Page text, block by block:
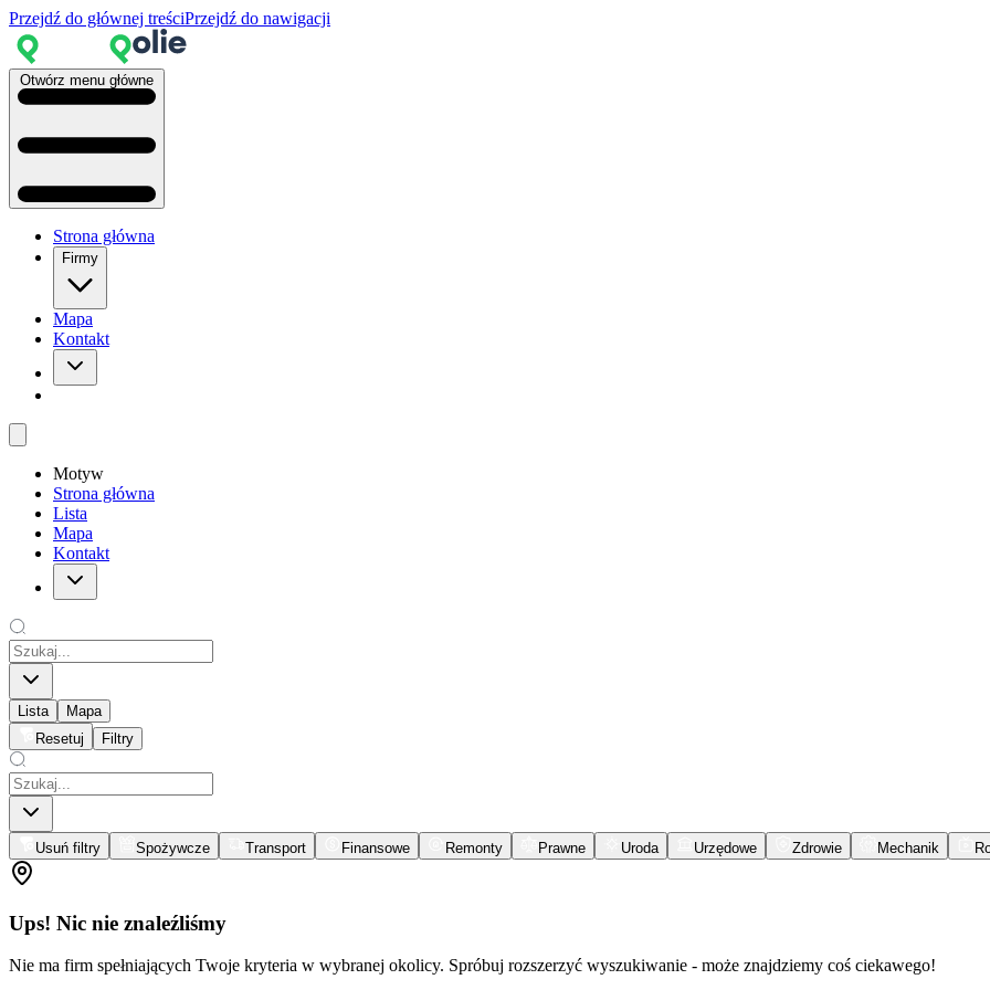
Przejdź do głównej treściPrzejdź do nawigacji
Otwórz menu główne
Strona główna
Firmy
Mapa
Kontakt
Motyw
Strona główna
Lista
Mapa
Kontakt
Lista
Mapa
Resetuj
Filtry
Usuń filtry Spożywcze Transport Finansowe Remonty Prawne Uroda Urzędowe Zdrowie Mechanik
Ups! Nic nie znaleźliśmy
Nie ma firm spełniających Twoje kryteria w wybranej okolicy. Spróbuj rozszerzyć wyszukiwanie - może znajdziemy coś ciekawego!